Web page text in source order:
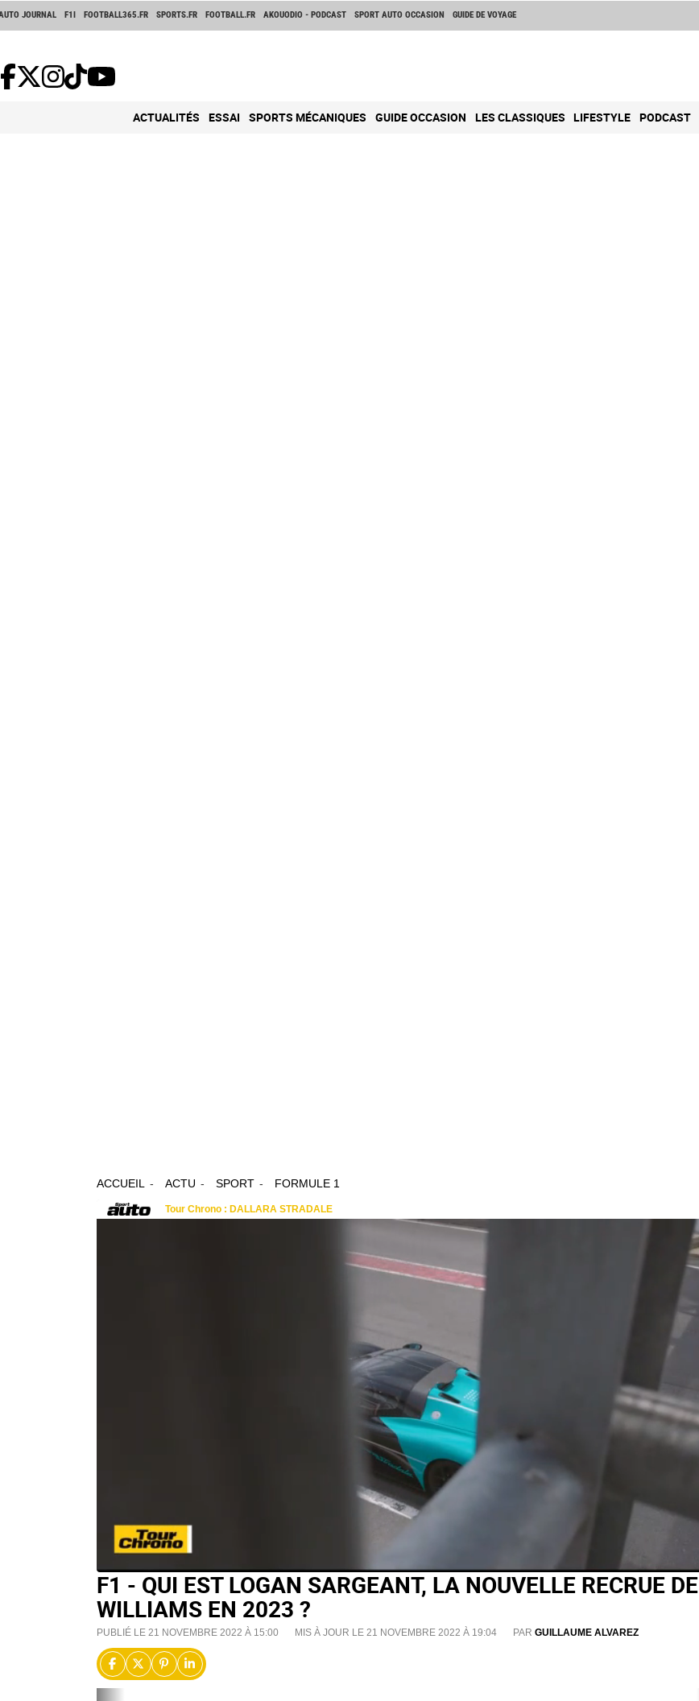
JOURNAL F1I FOOTBALL365.FR SPORTS.FR FOOTBALL.FR AKOUODIO - PODCAST SPORT AUTO OCCASION GUIDE DE VOYAGE
ACTUALITÉS ESSAI SPORTS MÉCANIQUES GUIDE OCCASION LES CLASSIQUES LIFESTYLE PODCAST
ACCUEIL ACTU SPORT FORMULE 1
F1 - QUI EST LOGAN SARGEANT, LA NOUVELLE RECRUE DE
WILLIAMS EN 2023 ?
PUBLIÉ LE 21 NOVEMBRE 2022 À 15:00 MIS À JOUR LE 21 NOVEMBRE 2022 À 19:04 PAR GUILLAUME ALVAREZ